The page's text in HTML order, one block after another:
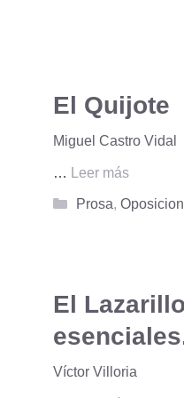
El Quijote
Miguel Castro Vidal
…
Leer más
Categorías
Prosa,
El
Víctor Villoria